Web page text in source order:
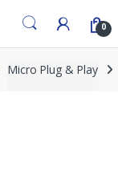
0
Micro Plug & Play